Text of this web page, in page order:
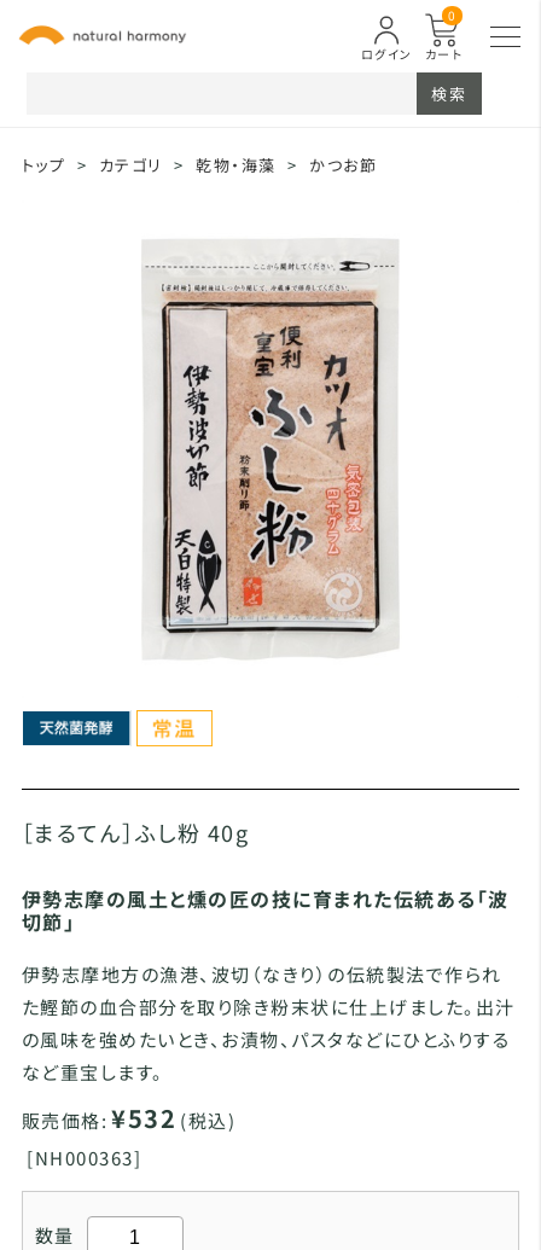
カート
0
ログイン
検索
トップ > カテゴリ > 乾物・海藻 > かつお節
［まるてん］ふし粉 40g
伊勢志摩の風土と燻の匠の技に育まれた伝統ある「波
切節」
伊勢志摩地方の漁港、波切（なきり）の伝統製法で作られ
た鰹節の血合部分を取り除き粉末状に仕上げました。出汁
の風味を強めたいとき、お漬物、パスタなどにひとふりする
など重宝します。
販売価格: ¥532 (税込)
[NH000363]
数量